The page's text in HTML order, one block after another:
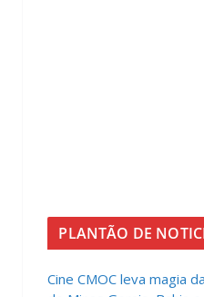
PLANTÃO DE
Cine CMOC leva magia